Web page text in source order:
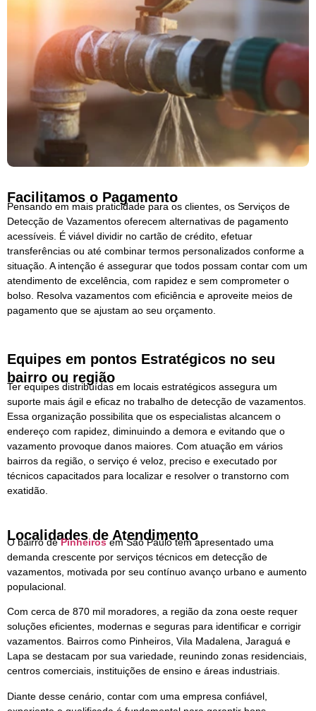
Facilitamos o Pagamento
Pensando em mais praticidade para os clientes, os Serviços de
Detecção de Vazamentos oferecem alternativas de pagamento
acessíveis. É viável dividir no cartão de crédito, efetuar
transferências ou até combinar termos personalizados conforme a
situação. A intenção é assegurar que todos possam contar com um
atendimento de excelência, com rapidez e sem comprometer o
bolso. Resolva vazamentos com eficiência e aproveite meios de
pagamento que se ajustam ao seu orçamento.
Equipes em pontos Estratégicos no seu
bairro ou região
Ter equipes distribuídas em locais estratégicos assegura um
suporte mais ágil e eficaz no trabalho de detecção de vazamentos.
Essa organização possibilita que os especialistas alcancem o
endereço com rapidez, diminuindo a demora e evitando que o
vazamento provoque danos maiores. Com atuação em vários
bairros da região, o serviço é veloz, preciso e executado por
técnicos capacitados para localizar e resolver o transtorno com
exatidão.
Localidades de Atendimento
O bairro dePinheirosem São Paulo tem apresentado uma
demanda crescente por serviços técnicos em detecção de
vazamentos, motivada por seu contínuo avanço urbano e aumento
populacional.
Com cerca de 870 mil moradores, a região da zona oeste requer
soluções eficientes, modernas e seguras para identificar e corrigir
vazamentos. Bairros como Pinheiros, Vila Madalena, Jaraguá e
Lapa se destacam por sua variedade, reunindo zonas residenciais,
centros comerciais, instituições de ensino e áreas industriais.
Diante desse cenário, contar com uma empresa confiável,